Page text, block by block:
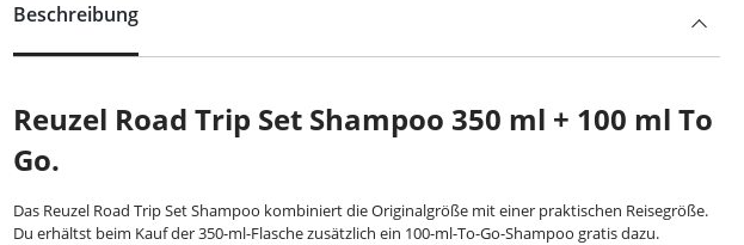
Beschreibung
Reuzel Road Trip Set Shampoo 350 ml + 100 ml To
Go.
Das Reuzel Road Trip Set Shampoo kombiniert die Originalgröße mit einer praktischen Reisegröße.
Du erhältst beim Kauf der 350-ml-Flasche zusätzlich ein 100-ml-To-Go-Shampoo gratis dazu.